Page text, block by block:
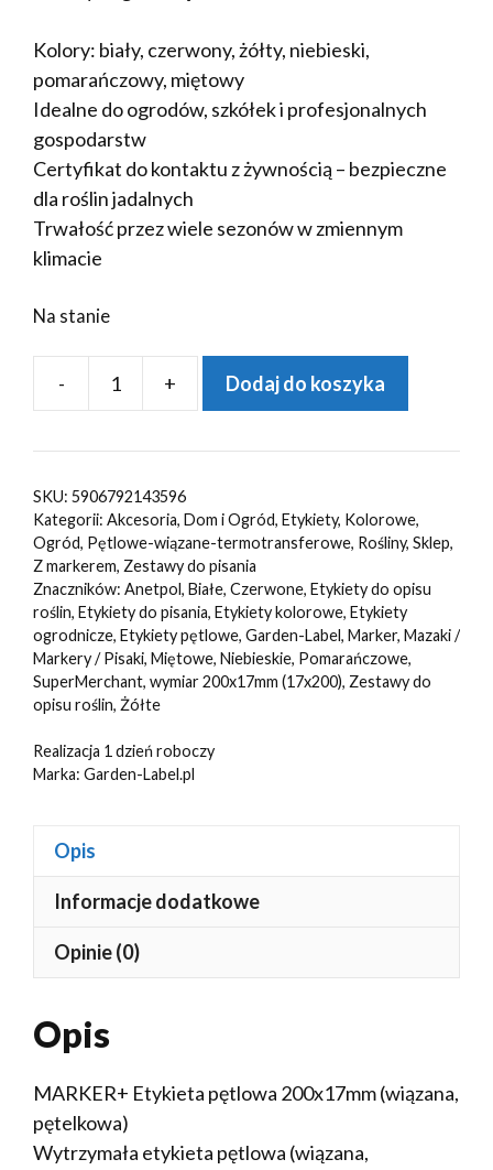
Kolory: biały, czerwony, żółty, niebieski,
pomarańczowy, miętowy
Idealne do ogrodów, szkółek i profesjonalnych
gospodarstw
Certyfikat do kontaktu z żywnością – bezpieczne
dla roślin jadalnych
Trwałość przez wiele sezonów w zmiennym
klimacie
Na stanie
-
ilość
+
6
KOLORÓW
pętlowe
do
opisu
roślin
200x17mm(17x200)
+ Dodaj do koszyka
SKU: 5906792143596
Kategorii: Akcesoria, Dom i Ogród, Etykiety, Kolorowe,
Ogród, Pętlowe-wiązane-termotransferowe, Rośliny, Sklep,
Z markerem, Zestawy do pisania
Znaczników: Anetpol , Białe, Czerwone, Etykiety do opisu
roślin, Etykiety do pisania, Etykiety kolorowe, Etykiety
ogrodnicze, Etykiety pętlowe, Garden-Label, Marker, Mazaki /
Markery / Pisaki, Miętowe, Niebieskie, Pomarańczowe,
SuperMerchant, wymiar 200x17mm (17x200), Zestawy do
opisu roślin, Żółte
Realizacja 1 dzień roboczy
Marka: Garden-Label.pl
Opis
Informacje dodatkowe
Opinie (0)
Opis
MARKER+ Etykieta pętlowa 200x17mm (wiązana,
pętelkowa)
Wytrzymała etykieta pętlowa (wiązana,